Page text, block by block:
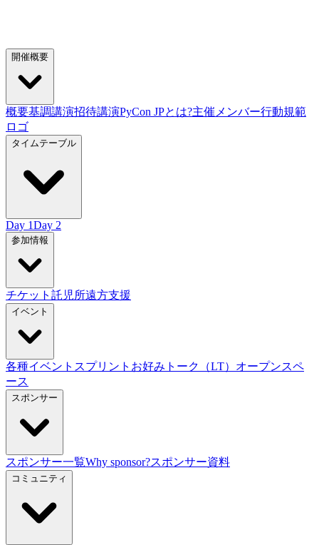
開催概要
概要基調講演招待講演PyCon JPとは?主催メンバー行動規範
ロゴ
タイムテーブル
Day 1Day 2
参加情報
チケット 託児所遠方支援
イベント
各種イベント スプリント お好みトーク（LT） オープンスペ
ース
スポンサー
スポンサー一覧Why sponsor?スポンサー資料
コミュニティ